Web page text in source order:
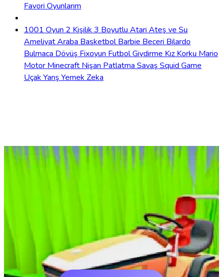
Favori Oyunlarım
1001 Oyun 2 Kişilik 3 Boyutlu Atari Ateş ve Su
AmeliyatAraba BasketbolBarbie Beceri Bilardo
Bulmaca Dövüş Fixoyun FutbolGiydirme Kız Korku Mario
Motor Minecraft Nişan Patlatma Savaş Squid Game
Uçak Yarış Yemek Zeka